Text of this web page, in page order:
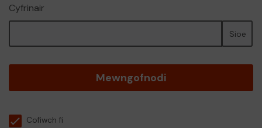
Cyfrinair
Sioe
Mewngofnodi
Cofiwch fi